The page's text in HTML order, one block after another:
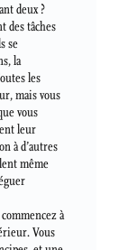
deux ?
des tâches
se
la
les
mais vous
vous
leur
à d’autres
même
à
Vous